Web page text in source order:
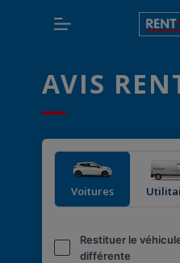
AVIS
Voitures
Restituer le
différente